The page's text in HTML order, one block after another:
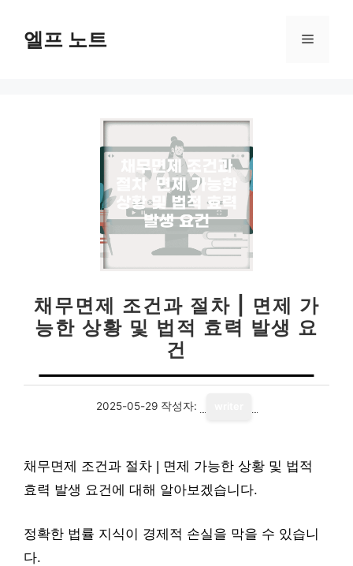
엘프 노트 메
채무면제 조건과 절차 | 면제 가
능한 상황 및 법적 효력 발생 요
건
2025-05-29 작성자:
채무면제 조건과 절차 | 면제 가능한 상황 및 법적
효력 발생 요건에 대해 알아보겠습니다.
정확한 법률 지식이 경제적 손실을 막을 수 있습니
다.